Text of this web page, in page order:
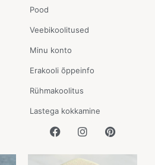
Pood
Veebikoolitused
Minu konto
Erakooli õppeinfo
Rühmakoolitus
Lastega kokkamine